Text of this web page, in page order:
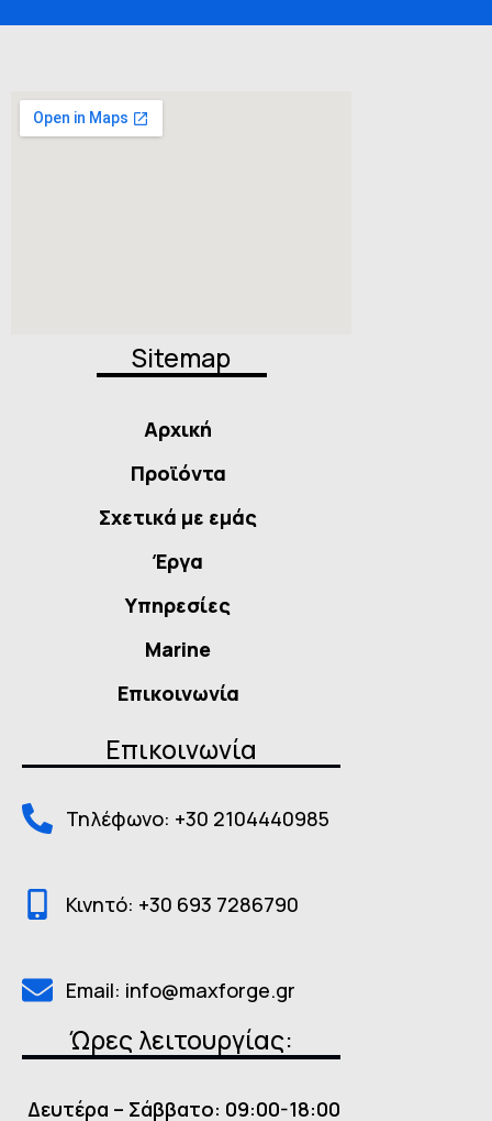
Sitemap
Αρχική
Προϊόντα
Σχετικά με εμάς
Έργα
Υπηρεσίες
Marine
Επικοινωνία
Επικοινωνία
Τηλέφωνο: +30 2104440985
Κινητό: +30 693 7286790
Email: info@maxforge.gr
Ώρες λειτουργίας:
Δευτέρα – Σάββατο: 09:00-18:00